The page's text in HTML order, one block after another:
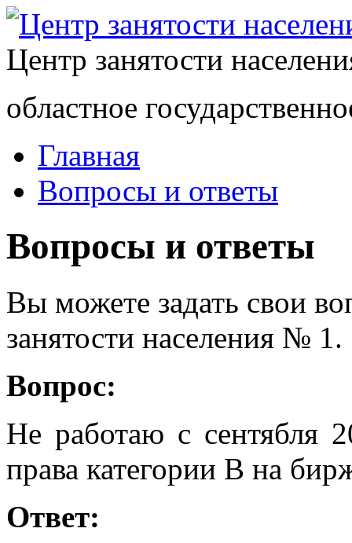
Центр занятости
областное
Главная
Вопросы и ответы
Вопросы и ответы
Вы можете задать свои
занятости населения № 1.
Вопрос:
Не работаю с сентябля
права категории В на
Ответ: